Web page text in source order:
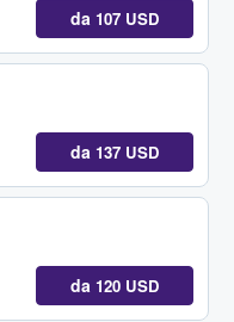
da 107 USD
da 137 USD
da 120 USD